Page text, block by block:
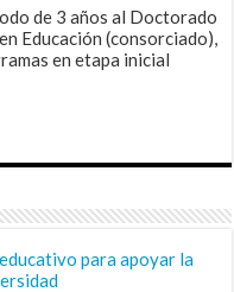
de 3 años al Doctorado
Educación (consorciado),
en etapa inicial
para apoyar la